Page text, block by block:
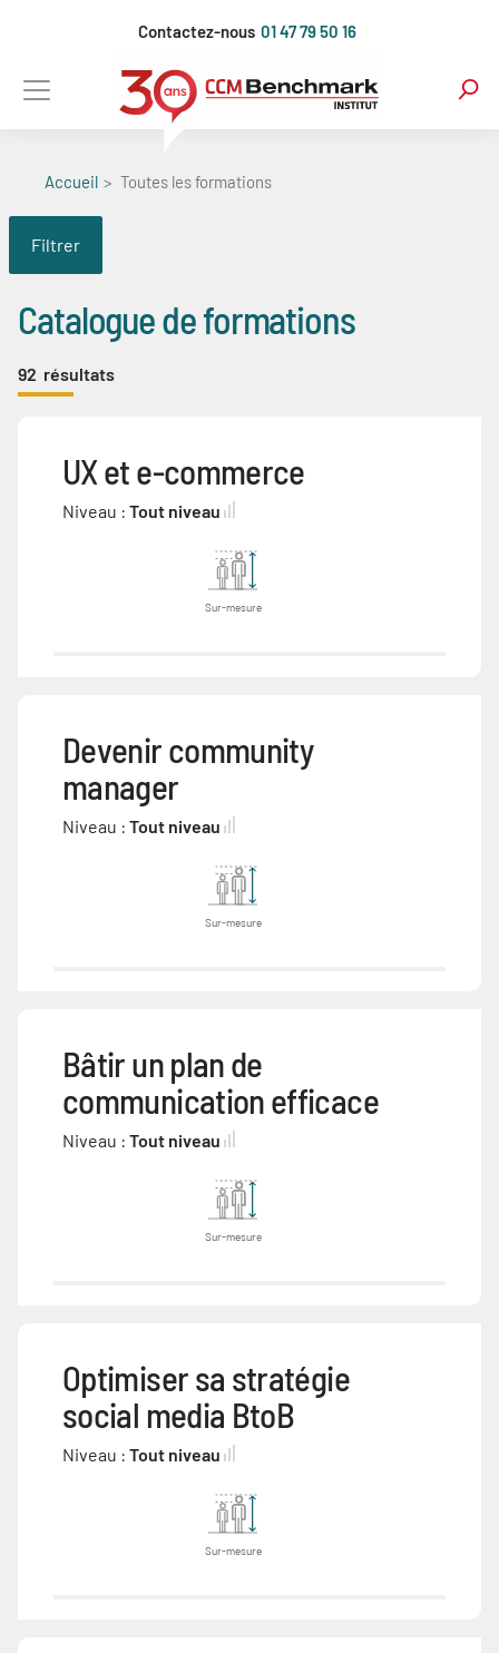
principal
Contactez-nous 01 47 79 50 16
Accueil Toutes les formations
Filtrer
Catalogue de formations
92 résultats
UX et e-commerce
Niveau : Tout niveau
Sur-mesure
Devenir community
manager
Niveau : Tout niveau
Sur-mesure
Bâtir un plan de
communication efficace
Niveau : Tout niveau
Sur-mesure
Optimiser sa stratégie
social media BtoB
Niveau : Tout niveau
Sur-mesure